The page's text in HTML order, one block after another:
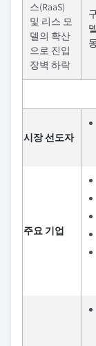
스(RaaS)
및 리스 모
델의 확산
으로 진입
장벽 하락
시장 선도자
주요 기업